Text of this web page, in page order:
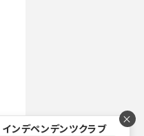
×
インデペンデンツクラブ